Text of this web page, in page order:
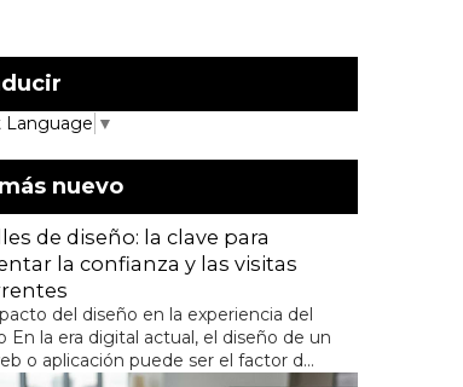
Language ▼
nuevo
de diseño: la clave para
la confianza y las visitas
del diseño en la experiencia del
En la era digital actual, el diseño de un
o aplicación puede ser el factor d...